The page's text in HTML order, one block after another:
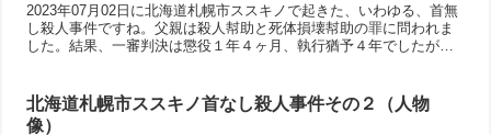
2023年07月02日に北海道札幌市ススキノで起きた、いわゆる、首無
し殺人事件ですね。父親は殺人幇助と死体損壊幇助の罪に問われま
した。結果、一審判決は懲役１年４ヶ月、執行猶予４年でしたが、
親と認めてないけれど、両親の愛情は切れなかったんですね。娘本
人の公判はいつになるのか・・・
北海道札幌市ススキノ首なし殺人事件その２（人物
像）